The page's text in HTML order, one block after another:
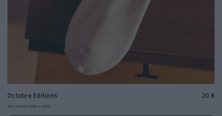
Octobre Editions 20 €
Des chaussettes rétro